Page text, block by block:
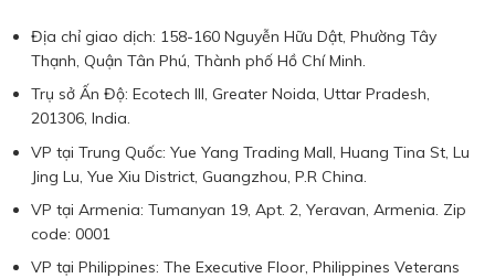
Địa chỉ giao dịch: 158-160 Nguyễn Hữu Dật, Phường Tây
Thạnh, Quận Tân Phú, Thành phố Hồ Chí Minh.
Trụ sở Ấn Độ: Ecotech III, Greater Noida, Uttar Pradesh,
201306, India.
VP tại Trung Quốc: Yue Yang Trading Mall, Huang Tina St, Lu
Jing Lu, Yue Xiu District, Guangzhou, P.R China.
VP tại Armenia: Tumanyan 19, Apt. 2, Yeravan, Armenia. Zip
code: 0001
VP tại Philippines: The Executive Floor, Philippines Veterans